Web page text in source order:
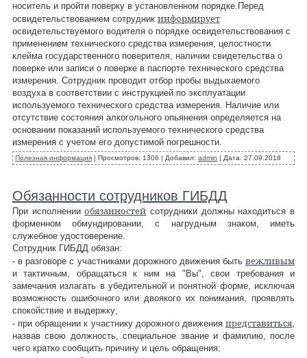
носитель и пройти поверку в установленном порядке.Перед
освидетельствованием сотрудник информирует
освидетельствуемого водителя о порядке освидетельствования с
применением технического средства измерения, целостности
клейма государственного поверителя, наличии свидетельства о
поверке или записи о поверке в паспорте технического средства
измерения. Сотрудник проводит отбор пробы выдыхаемого
воздуха в соответствии с инструкцией по эксплуатации
используемого технического средства измерения. Наличие или
отсутствие состояния алкогольного опьянения определяется на
основании показаний используемого технического средства
измерения с учетом его допустимой погрешности.
Полезная информация Просмотров: 1306 Добавил: admin Дата: 27.09.2018
Обязанности сотрудников ГИБДД
При исполненииобязанностей сотрудники должны находиться в
форменном обмундировании, с нагрудным знаком, иметь
служебное удостоверение.
Сотрудник ГИБДД обязан:
- в разговоре с участниками дорожного движения быть вежливым
и тактичным, обращаться к ним на "Вы", свои требования и
замечания излагать в убедительной и понятной форме, исключая
возможность ошибочного или двоякого их понимания, проявлять
спокойствие и выдержку;
- при обращении к участнику дорожного движения представиться,
назвав свою должность, специальное звание и фамилию, после
чего кратко сообщить причину и цель обращения;